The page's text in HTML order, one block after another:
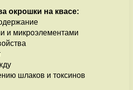
окрошки на квасе:
и микроэлементами
шлаков и токсинов